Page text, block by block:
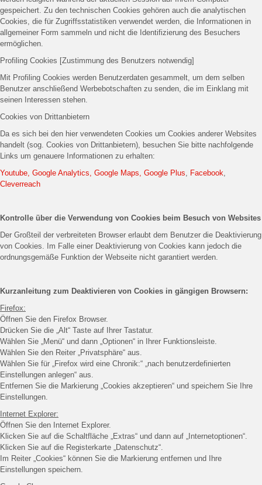
gespeichert. Zu den technischen Cookies gehören auch die analytischen
Cookies, die für Zugriffsstatistiken verwendet werden, die Informationen in
allgemeiner Form sammeln und nicht die Identifizierung des Besuchers
ermöglichen.
Profiling Cookies [Zustimmung des Benutzers notwendig]
Mit Profiling Cookies werden Benutzerdaten gesammelt, um dem selben
Benutzer anschließend Werbebotschaften zu senden, die im Einklang mit
seinen Interessen stehen.
Cookies von Drittanbietern
Da es sich bei den hier verwendeten Cookies um Cookies anderer Websites
handelt (sog. Cookies von Drittanbietern), besuchen Sie bitte nachfolgende
Links um genauere Informationen zu erhalten:
Youtube, Google Analytics, Google Maps, Google Plus
Facebook
Cleverreach
Kontrolle über die Verwendung von Cookies beim Besuch von Websites
Der Großteil der verbreiteten Browser erlaubt dem Benutzer die Deaktivierung
von Cookies. Im Falle einer Deaktivierung von Cookies kann jedoch die
ordnungsgemäße Funktion der Webseite nicht garantiert werden.
Kurzanleitung zum Deaktivieren von Cookies in gängigen Browsern:
Firefox:
Öffnen Sie den Firefox Browser.
Drücken Sie die „Alt“ Taste auf Ihrer Tastatur.
Wählen Sie „Menü“ und dann „Optionen“ in Ihrer Funktionsleiste.
Wählen Sie den Reiter „Privatsphäre“ aus.
Wählen Sie für „Firefox wird eine Chronik:“ „nach benutzerdefinierten
Einstellungen anlegen“ aus.
Entfernen Sie die Markierung „Cookies akzeptieren“ und speichern Sie Ihre
Einstellungen.
Internet Explorer:
Öffnen Sie den Internet Explorer.
Klicken Sie auf die Schaltfläche „Extras“ und dann auf „Internetoptionen“.
Klicken Sie auf die Registerkarte „Datenschutz“.
Im Reiter „Cookies“ können Sie die Markierung entfernen und Ihre
Einstellungen speichern.